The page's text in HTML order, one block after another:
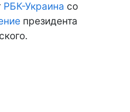
РБК-Украина со
президента